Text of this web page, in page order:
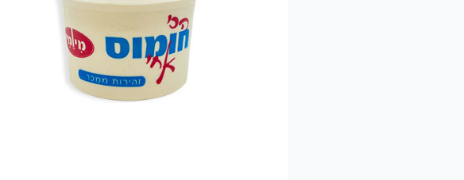
משלוח מהיר עד הבית – כדי שתהיו רגועים ומסודרים.